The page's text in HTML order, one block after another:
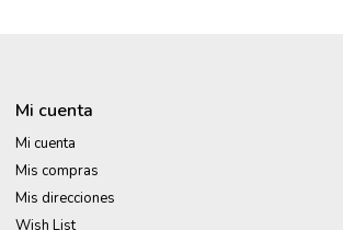
Mi cuenta
Mi cuenta
Mis compras
Mis direcciones
Wish List